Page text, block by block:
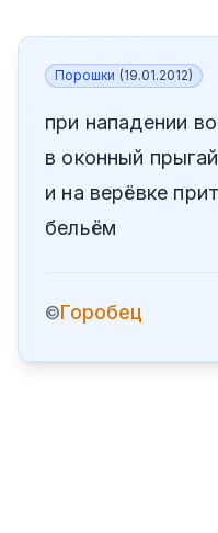
Порошки (19.01.2012)
при нападении
в оконный
и на верёвке
бельём
©Горобец